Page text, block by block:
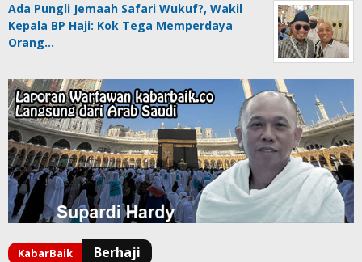
Ada Pungli Jemaah Safari Wukuf?, Wakil
Kepala BP Haji: Kok Tega Memperdaya
Orang…